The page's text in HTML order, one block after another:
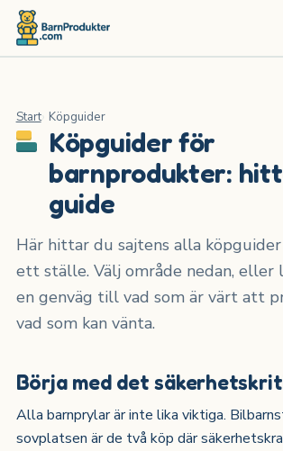
Start Köpguider
Köpguider för
barnprodukter:
guide
Här hittar du sajtens alla
ett ställe. Välj område nedan, eller
en genväg till vad som är värt att
vad som kan vänta.
Börja med det
Alla barnprylar är inte lika viktiga.
sovplatsen är de två köp där